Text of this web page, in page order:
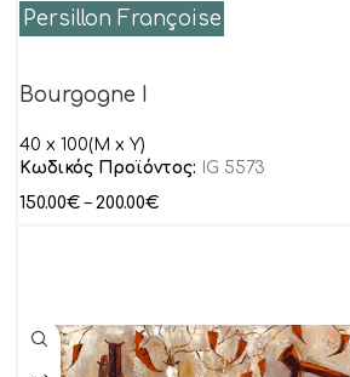
Persillon Françoise
Bourgogne I
40 x 100(M x Y)
Κωδικός Προϊόντος:
IG 5573
150.00€ – 200.00€